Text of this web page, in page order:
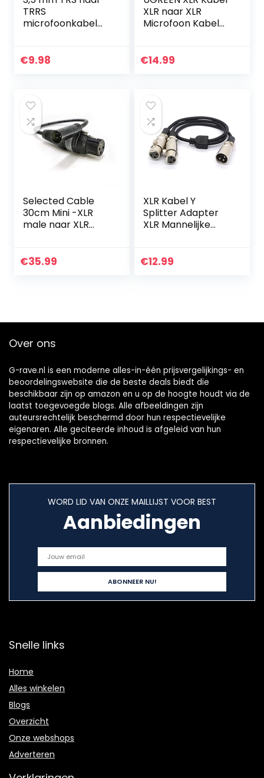
TRRS
microfoonkabel
opgerolde haakse
tablets met rode
SC7,
videomicrofoon,
videomicro go,
BOYA en meer
externe microfoon
€9.98
XLR naar XLR
Microfoon Kabel
Luidspreker Mixer
€14.99
Selected Cable
30cm Mini -XLR
male naar XLR
BMPCC audio
€35.99
XLR Kabel Y
Splitter Adapter
XLR Mannelijke
Extension Koorden
€12.99
Over ons
G-rave.nl is een moderne alles-in-één prijsvergelijkings- en
beoordelingswebsite die de beste deals biedt die
beschikbaar zijn op amazon en u op de hoogte houdt via de
laatst toegevoegde blogs. Alle afbeeldingen zijn
auteursrechtelijk beschermd door hun respectievelijke
eigenaren. Alle geciteerde inhoud is afgeleid van hun
respectievelijke bronnen.
WORD LID VAN ONZE MAILLIJST VOOR BEST
Aanbiedingen
Snelle links
Home
Alles winkelen
Blogs
Overzicht
Onze webshops
Adverteren